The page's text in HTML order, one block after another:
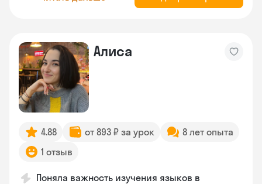
Алиса
4.88 от 893 ₽ за урок
8 лет опыта
1 отзыв
Поняла важность изучения языков в